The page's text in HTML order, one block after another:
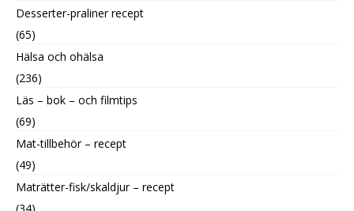
Desserter-praliner recept
(65)
Hälsa och ohälsa
(236)
Läs – bok – och filmtips
(69)
Mat-tillbehör – recept
(49)
Maträtter-fisk/skaldjur – recept